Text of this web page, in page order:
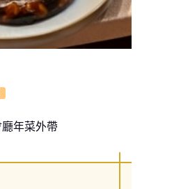
年菜外帶